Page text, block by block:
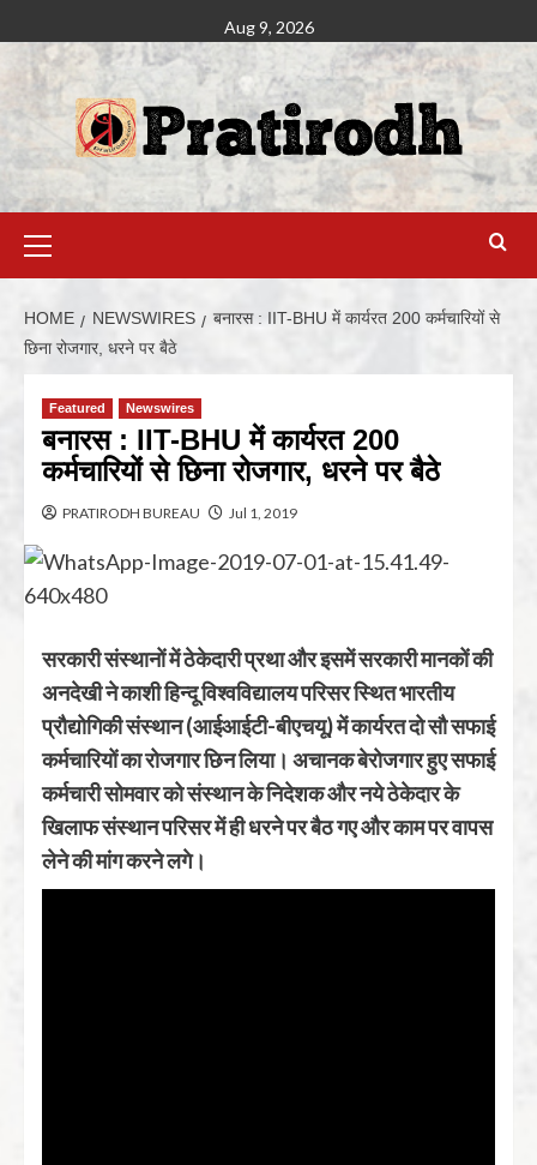
Aug 9, 2026
HOME NEWSWIRES
बनारस : IIT-BHU में कार्यरत 200 कर्मचारियों से
छिना रोजगार, धरने पर बैठे
Featured Newswires
बनारस : IIT-BHU में कार्यरत 200
कर्मचारियों से छिना रोजगार, धरने पर बैठे
PRATIRODH BUREAU Jul 1, 2019
सरकारी संस्थानों में ठेकेदारी प्रथा और इसमें सरकारी मानकों की
अनदेखी ने काशी हिन्दू विश्वविद्यालय परिसर स्थित भारतीय
प्रौद्योगिकी संस्थान (आईआईटी-बीएचयू) में कार्यरत दो सौ सफाई
कर्मचारियों का रोजगार छिन लिया। अचानक बेरोजगार हुए सफाई
कर्मचारी सोमवार को संस्थान के निदेशक और नये ठेकेदार के
खिलाफ संस्थान परिसर में ही धरने पर बैठ गए और काम पर वापस
लेने की मांग करने लगे।